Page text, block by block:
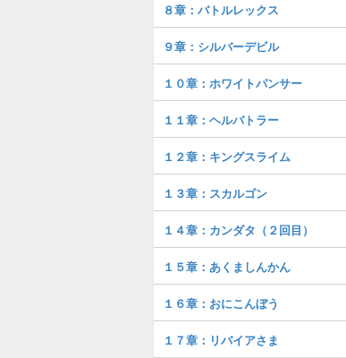
８章：バトルレックス
９章：シルバーデビル
１０章：ホワイトパンサー
１１章：ヘルバトラー
１２章：キングスライム
１３章：スカルゴン
１４章：カンダタ（２回目）
１５章：あくましんかん
１６章：おにこんぼう
１７章：リバイアさま